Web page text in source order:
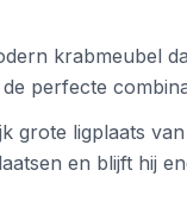
krabmeubel
perfecte
grote ligplaats
en blijft hij